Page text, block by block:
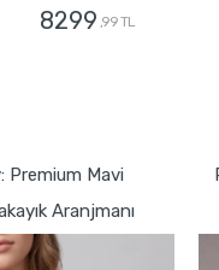
8299 ,99 TL
Premium Mavi
Aranjmanı